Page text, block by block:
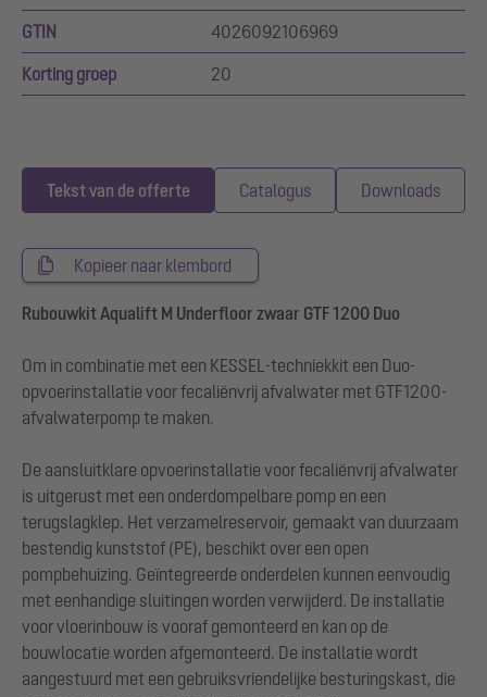
GTIN 4026092106969
Korting groep 20
Tekst van de offerte Catalogus Downloads
Kopieer naar klembord
Rubouwkit Aqualift M Underfloor zwaar GTF 1200 Duo
Om in combinatie met een KESSEL-techniekkit een Duo-
opvoerinstallatie voor fecaliënvrij afvalwater met GTF1200-
afvalwaterpomp te maken.
De aansluitklare opvoerinstallatie voor fecaliënvrij afvalwater
is uitgerust met een onderdompelbare pomp en een
terugslagklep. Het verzamelreservoir, gemaakt van duurzaam
bestendig kunststof (PE), beschikt over een open
pompbehuizing. Geïntegreerde onderdelen kunnen eenvoudig
met eenhandige sluitingen worden verwijderd. De installatie
voor vloerinbouw is vooraf gemonteerd en kan op de
bouwlocatie worden afgemonteerd. De installatie wordt
aangestuurd met een gebruiksvriendelijke besturingskast, die